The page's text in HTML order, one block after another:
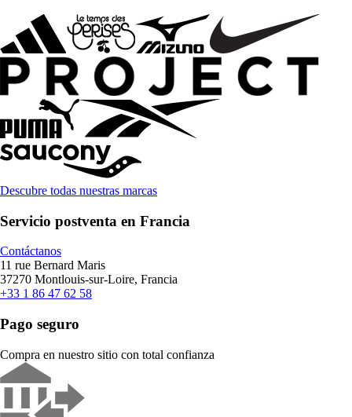
Descubre todas nuestras marcas
Servicio postventa en Francia
Contáctanos
11 rue Bernard Maris
37270 Montlouis-sur-Loire, Francia
+33 1 86 47 62 58
Pago seguro
Compra en nuestro sitio con total confianza